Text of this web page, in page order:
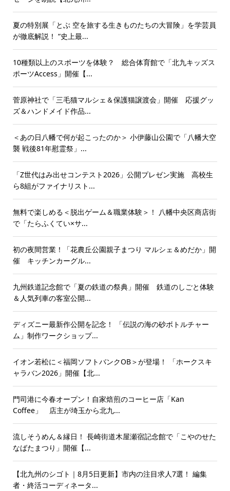
夏の特別展「とぶ 空を旅する生きものたちの大冒険」を学芸員
が徹底解説！ “史上最...
10種類以上のスポーツを体験？ 総合体育館で「北九キッズス
ポーツAccess」開催【...
菅原神社で「三毛猫マルシェ＆保護猫譲渡会」開催 応援グッ
ズ＆ハンドメイド作品...
＜あの日八幡で何が起こったのか＞ 小伊藤山公園で「八幡大空
襲 戦後81年慰霊祭」...
「Z世代はみ出せコンテスト2026」公開プレゼン実施 高校生
ら8組がファイナリスト...
無料で楽しめる＜脱出ゲーム＆職業体験＞！ 八幡中央区商店街
で「たらふくてい×サ...
初の夜間営業！「花農丘公園親子まつり マルシェ＆めだか」開
催 キッチンカーグル...
九州鉄道記念館で「夏の鉄道の祭典」開催 鉄道のしごと体験
＆人気列車の客室公開...
ディズニー最新作公開を記念！ 「伝説の海の砂ボトルチャー
ム」制作ワークショップ...
イオン若松に＜福岡ソフトバンクOB＞が登場！ 「ホークスキ
ャラバン2026」開催【北...
門司港に今春オープン！自家焙煎のコーヒー店「Kan
Coffee」 店主が埼玉から北九...
流しそうめん＆縁日！ 長崎街道木屋瀬宿記念館で「こやのせた
なばたまつり」開催【...
【北九州のシゴト｜8月5日更新】市内の注目求人7選！ 編集
者・終活コーディネータ...